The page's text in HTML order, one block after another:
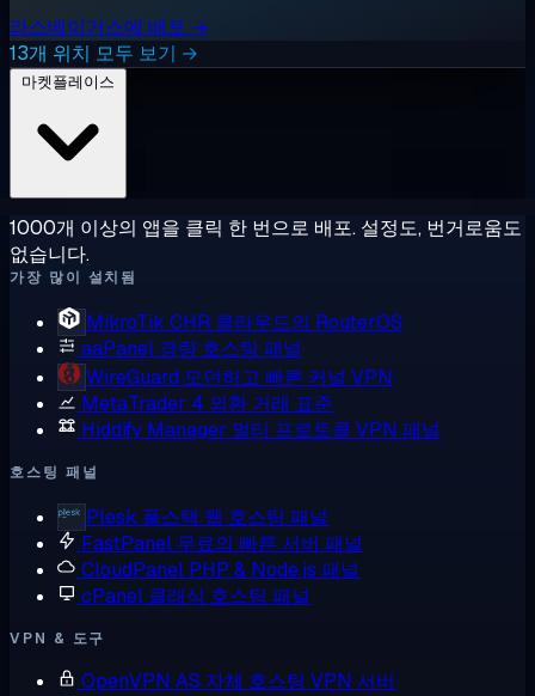
라스베이거스에 배포 →
13개 위치 모두 보기 →
1000개 이상의 앱을 클릭 한 번으로 배포. 설정도, 번거로움도
없습니다.
가장 많이 설치됨
MikroTik CHR 클라우드의 RouterOS
aaPanel 경량 호스팅 패널
WireGuard 모던하고 빠른 커널 VPN
MetaTrader 4 외환 거래 표준
Hiddify Manager 멀티 프로토콜 VPN 패널
호스팅 패널
Plesk 풀스택 웹 호스팅 패널
FastPanel 무료의 빠른 서버 패널
CloudPanel PHP & Node.js 패널
cPanel 클래식 호스팅 패널
VPN & 도구
OpenVPN AS 자체 호스팅 VPN 서버